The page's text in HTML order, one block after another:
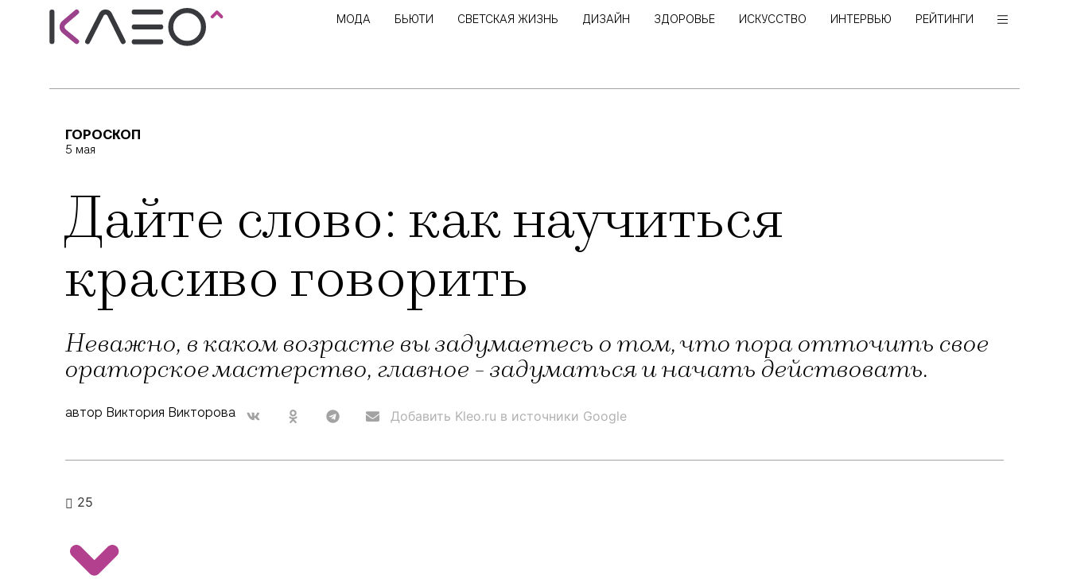
МОДА БЬЮТИ СВЕТСКАЯ ЖИЗНЬ ДИЗАЙН ЗДОРОВЬЕ ИСКУССТВО ИНТЕРВЬЮ РЕЙТИНГИ
ГОРОСКОП
5 мая
Дайте слово: как научиться
красиво говорить
Неважно, в каком возрасте вы задумаетесь о том, что пора отточить свое
ораторское мастерство, главное - задуматься и начать действовать.
автор Виктория Викторова Добавить Kleo.ru в источники Google
25